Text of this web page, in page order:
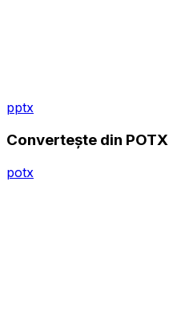
pptx
Convertește din POTX
potx